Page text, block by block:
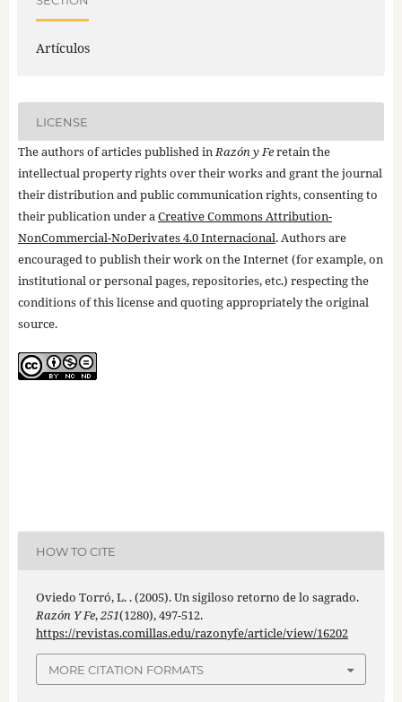
Artículos
LICENSE
The authors of articles published inRazón y Feretain the
intellectual property rights over their works and grant the journal
their distribution and public communication rights, consenting to
their publication under aCreative Commons Attribution-
NonCommercial-NoDerivates 4.0 Internacional. Authors are
encouraged to publish their work on the Internet (for example, on
institutional or personal pages, repositories, etc.) respecting the
conditions of this license and quoting appropriately the original
source.
HOW TO CITE
Oviedo Torró, L. . (2005). Un sigiloso retorno de lo sagrado.
Razón Y Fe,251(1280), 497-512.
https://revistas.comillas.edu/razonyfe/article/view/16202
MORE CITATION FORMATS